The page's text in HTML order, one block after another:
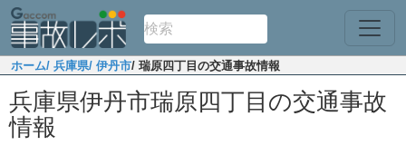
ホーム/ 兵庫県/ 伊丹市/ 瑞原四丁目の交通事故情報
兵庫県伊丹市瑞原四丁目の交通事故
情報